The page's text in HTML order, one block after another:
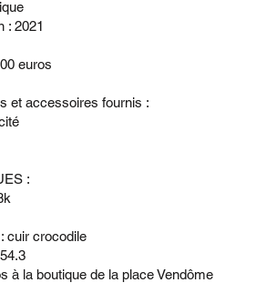
: 2021
euros
et accessoires fournis :
:
cuir crocodile
à la boutique de la place Vendôme